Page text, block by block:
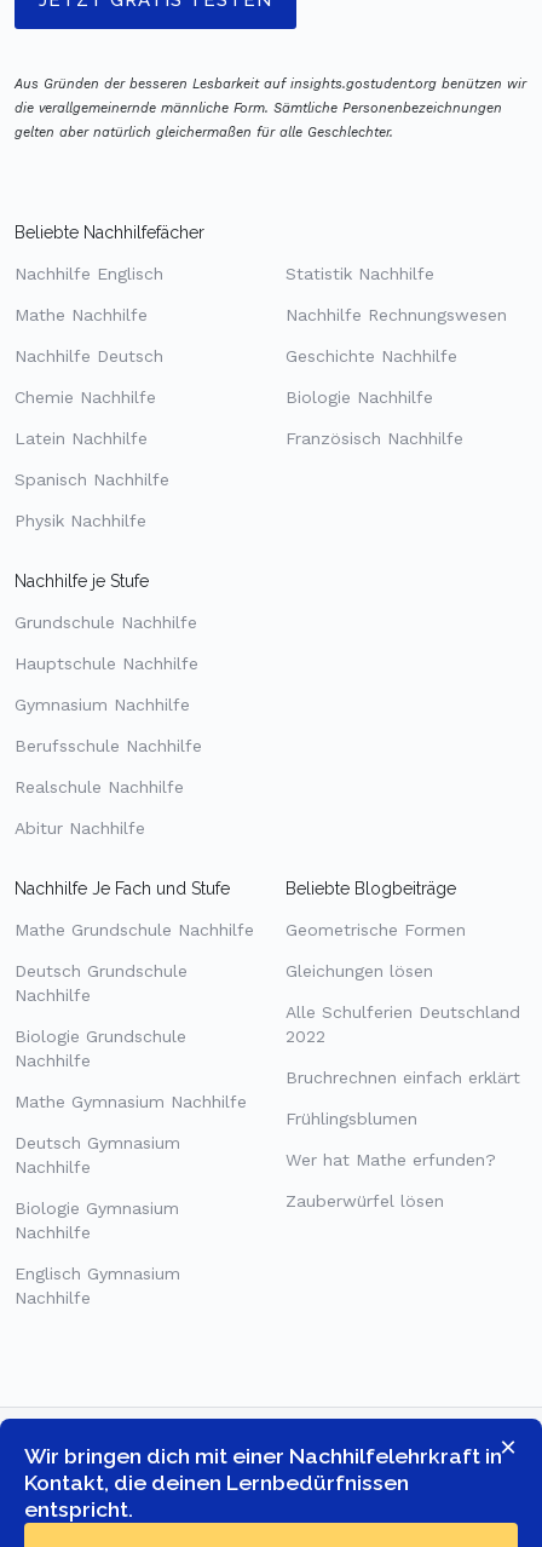
×
Wir bringen dich mit einer Nachhilfelehrkraft in
Kontakt, die deinen Lernbedürfnissen
entspricht.
Aus Gründen der besseren Lesbarkeit auf insights.gostudent.org benützen wir
die verallgemeinernde männliche Form. Sämtliche Personenbezeichnungen
gelten aber natürlich gleichermaßen für alle Geschlechter.
Beliebte Nachhilfefächer
Nachhilfe Englisch
Mathe Nachhilfe
Nachhilfe Deutsch
Chemie Nachhilfe
Latein Nachhilfe
Spanisch Nachhilfe
Physik Nachhilfe
Statistik Nachhilfe
Nachhilfe Rechnungswesen
Geschichte Nachhilfe
Biologie Nachhilfe
Französisch Nachhilfe
Nachhilfe je Stufe
Grundschule Nachhilfe
Hauptschule Nachhilfe
Gymnasium Nachhilfe
Berufsschule Nachhilfe
Realschule Nachhilfe
Abitur Nachhilfe
Nachhilfe Je Fach und Stufe
Mathe Grundschule Nachhilfe
Deutsch Grundschule
Nachhilfe
Biologie Grundschule
Nachhilfe
Mathe Gymnasium Nachhilfe
Deutsch Gymnasium
Nachhilfe
Biologie Gymnasium
Nachhilfe
Englisch Gymnasium
Nachhilfe
Beliebte Blogbeiträge
Geometrische Formen
Gleichungen lösen
Alle Schulferien Deutschland
2022
Bruchrechnen einfach erklärt
Frühlingsblumen
Wer hat Mathe erfunden?
Zauberwürfel lösen